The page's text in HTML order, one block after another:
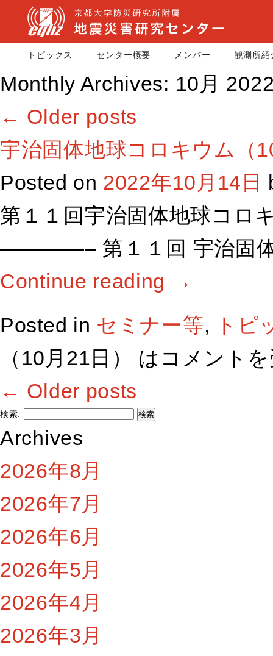
トピックス センター概要 メンバー 観測所紹
Monthly Archives: 10月
← Older posts
宇治固体地球コロキウム（
Posted on 2022年10月14日
第１１回宇治固体地球コロ
————– 第１１回 宇治固
Continue reading →
Posted in セミナー等,
トピ
（10月21日） は コメント
← Older posts
検索:
Archives
2026年8月
2026年7月
2026年6月
2026年5月
2026年4月
2026年3月